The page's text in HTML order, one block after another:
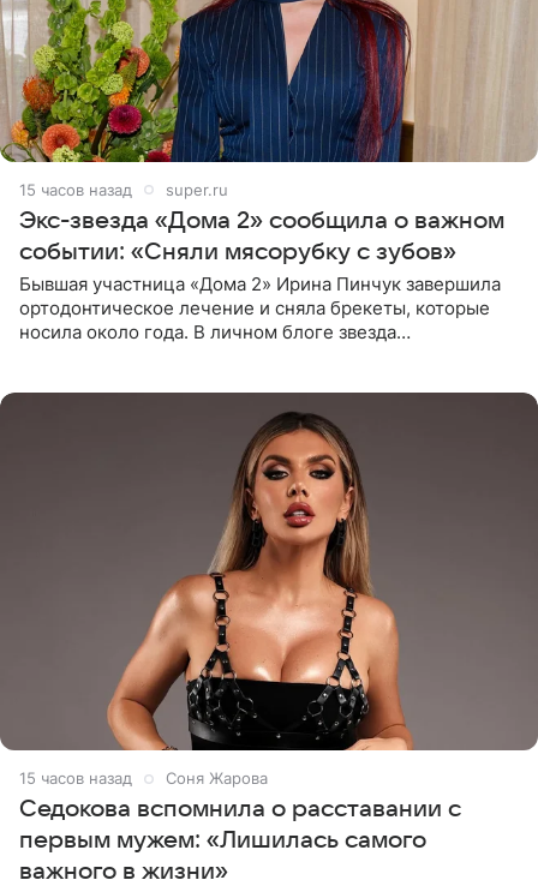
15 часов назад super.ru
Экс-звезда «Дома 2» сообщила о важном
событии: «Сняли мясорубку с зубов»
Бывшая участница «Дома 2» Ирина Пинчук завершила
ортодонтическое лечение и сняла брекеты, которые
носила около года. В личном блоге звезда
15 часов назад Соня Жарова
Седокова вспомнила о расставании с
первым мужем: «Лишилась самого
важного в жизни»